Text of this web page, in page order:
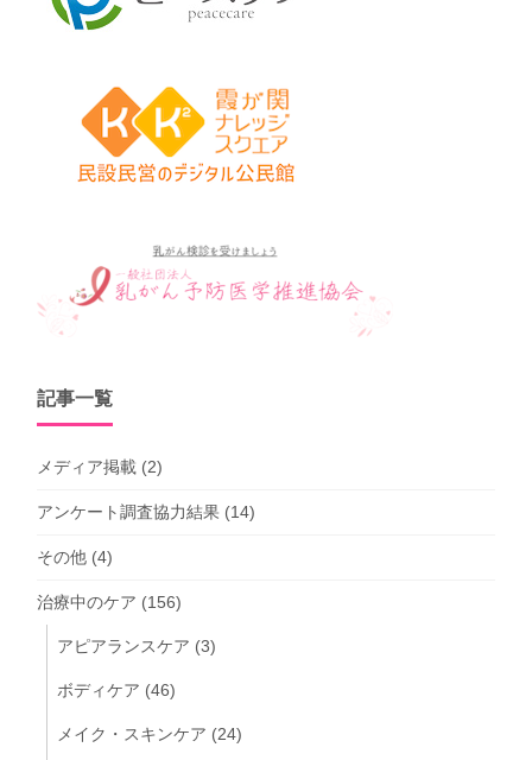
記事一覧
メディア掲載 (2)
アンケート調査協力結果 (14)
その他 (4)
治療中のケア (156)
アピアランスケア (3)
ボディケア (46)
メイク・スキンケア (24)